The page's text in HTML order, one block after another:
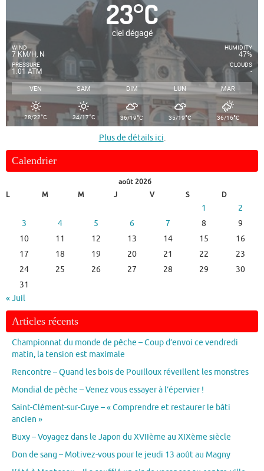
23°C
ciel dégagé
WIND
7 KM/H, N
PRESSURE
1.01 ATM
HUMIDITY
47%
CLOUDS
-
VEN SAM DIM LUN MAR
28/22°C 34/17°C 36/19°C 35/19°C 36/16°C
Plus de détails ici.
Calendrier
août 2026
L
M M J V S D
1
2
3
4 5 6 7 8
9
10
11 12 13 14 15
16
17
18 19 20 21 22
23
24
25 26 27 28 29
30
31
« Juil
Articles récents
Championnat du monde de pêche – Coup d’envoi ce vendredi
matin, la tension est maximale
Rencontre – Quand les bois de Pouilloux réveillent les monstres
Mondial de pêche – Venez vous essayer à l’épervier !
Saint-Clément-sur-Guye – « Comprendre et restaurer le bâti
ancien »
Buxy – Voyagez dans le Japon du XVIIème au XIXème siècle
Don de sang – Motivez-vous pour le jeudi 13 août au Magny